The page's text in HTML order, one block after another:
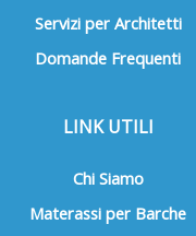
Servizi per Architetti
Domande Frequenti
LINK UTILI
Chi Siamo
Materassi per Barche